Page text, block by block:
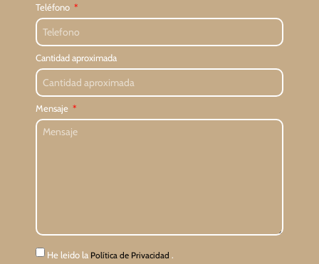
Teléfono
Cantidad aproximada
Mensaje
He leido la Política de Privacidad .